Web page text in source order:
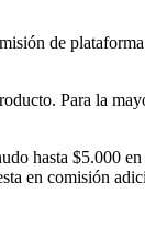
de
Para la
hasta $5.000
en comisión